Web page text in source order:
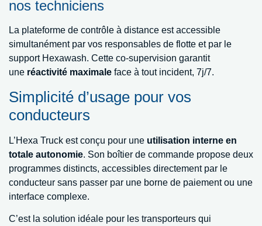
nos techniciens
La plateforme de contrôle à distance est accessible
simultanément par vos responsables de flotte et par le
support Hexawash. Cette co-supervision garantit
une réactivité maximale face à tout incident, 7j/7.
Simplicité d’usage pour vos
conducteurs
L’Hexa Truck est conçu pour une utilisation interne en
totale autonomie. Son boîtier de commande propose deux
programmes distincts, accessibles directement par le
conducteur sans passer par une borne de paiement ou une
interface complexe.
C’est la solution idéale pour les transporteurs qui